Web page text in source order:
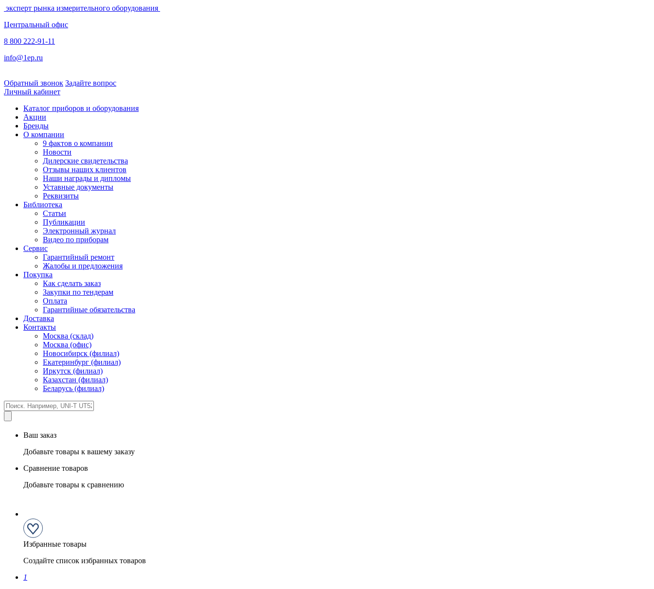
эксперт рынка измерительного оборудования
Центральный офис
8 800 222-91-11
info@1ep.ru
Обратный звонок Задайте вопрос
Личный кабинет
Каталог приборов и оборудования
Акции
Бренды
О компании
9 фактов о компании
Новости
Дилерские свидетельства
Отзывы наших клиентов
Наши награды и дипломы
Уставные документы
Реквизиты
Библиотека
Статьи
Публикации
Электронный журнал
Видео по приборам
Сервис
Гарантийный ремонт
Жалобы и предложения
Покупка
Как сделать заказ
Закупки по тендерам
Оплата
Гарантийные обязательства
Доставка
Контакты
Москва (склад)
Москва (офис)
Новосибирск (филиал)
Екатеринбург (филиал)
Иркутск (филиал)
Казахстан (филиал)
Беларусь (филиал)
Ваш заказ
Добавьте товары к вашему заказу
Сравнение товаров
Добавьте товары к сравнению
Избранные товары
Создайте список избранных товаров
1